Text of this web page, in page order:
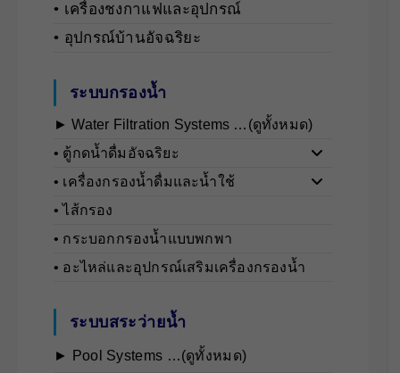
• เครื่องชงกาแฟและอุปกรณ์
• อุปกรณ์บ้านอัจฉริยะ
ระบบกรองน้ำ
► Water Filtration Systems …(ดูทั้งหมด)
• ตู้กดน้ำดื่มอัจฉริยะ
• เครื่องกรองน้ำดื่มและน้ำใช้
• ไส้กรอง
• กระบอกกรองน้ำแบบพกพา
• อะไหล่และอุปกรณ์เสริมเครื่องกรองน้ำ
ระบบสระว่ายน้ำ
► Pool Systems …(ดูทั้งหมด)